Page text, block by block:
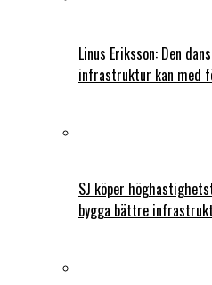
Linus Eriksson: Den
infrastruktur kan med
SJ köper
bygga bättre